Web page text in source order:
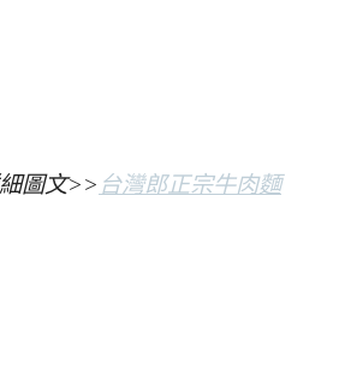
圖文>> 台灣郎正宗牛肉麵